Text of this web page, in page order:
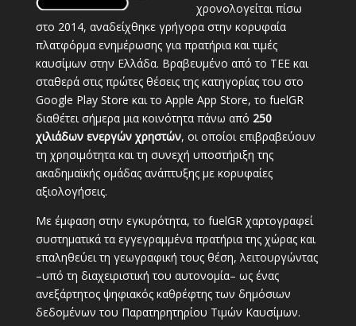
χρονολογείται πίσω
στο 2014, αναδείχθηκε γρήγορα στην κορυφαία
πλατφόρμα ενημέρωσης για πρατήρια και τιμές
καυσίμων στην Ελλάδα. Βραβευμένο από το ΤΕΕ και
σταθερά στις πρώτες θέσεις της κατηγορίας του στο
Google Play Store και το Apple App Store, το fuelGR
διαθέτει σήμερα μια κοινότητα πάνω από 250
χιλιάδων ενεργών χρηστών, οι οποίοι επιβραβεύουν
τη χρησιμότητα και τη συνεχή υποστήριξη της
ακαδημαϊκής ομάδας ανάπτυξης με κορυφαίες
αξιολογήσεις.
Με έμφαση στην εγκυρότητα, το fuelGR χαρτογραφεί
συστηματικά τα εγγεγραμμένα πρατήρια της χώρας και
επαληθεύει τη γεωγραφική τους θέση, λειτουργώντας
–υπό τη διαχειριστική του αυτονομία– ως ένας
ανεξάρτητος ψηφιακός καθρέφτης των δημόσιων
δεδομένων του Παρατηρητηρίου Τιμών Καυσίμων.